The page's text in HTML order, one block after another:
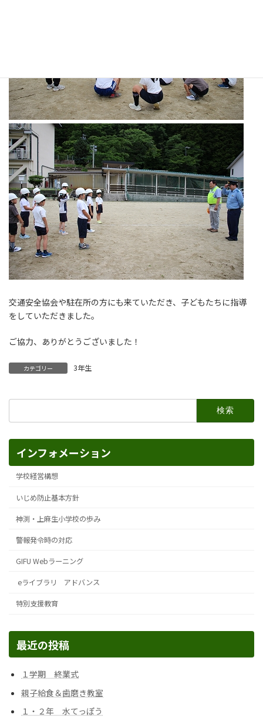
交通安全協会や駐在所の方にも来ていただき、子どもたちに指導
をしていただきました。
ご協力、ありがとうございました！
カテゴリー 3年生
検
インフォメーション
学校経営構想
いじめ防止基本方針
神渕・上麻生小学校の歩み
警報発令時の対応
GIFU Webラーニング
eライブラリ アドバンス
特別支援教育
最近の投稿
１学期 終業式
親子給食＆歯磨き教室
１・２年 水てっぽう